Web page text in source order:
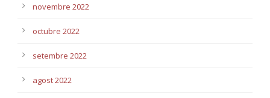
novembre 2022
octubre 2022
setembre 2022
agost 2022